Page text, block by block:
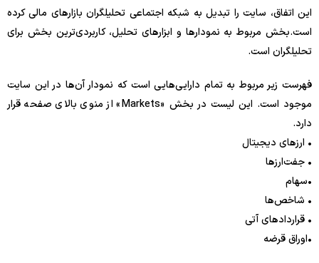
این اتفاق، سایت را تبدیل به شبکه اجتماعی تحلیلگران بازارهای مالی کرده
است.بخش مربوط به نمودارها و ابزارهای تحلیل، کاربردی‌ترین بخش برای
تحلیلگران است.
فهرست زیر مربوط به تمام دارایی‌هایی است که نمودار آن‌ها در این سایت
موجود است. این لیست در بخش «Markets» از منوی بالای صفحه قرار
دارد.
• ارزهای دیجیتال
• جفت‌ارزها
•سهام
• شاخص‌ها
• قراردادهای آتی
•اوراق قرضه